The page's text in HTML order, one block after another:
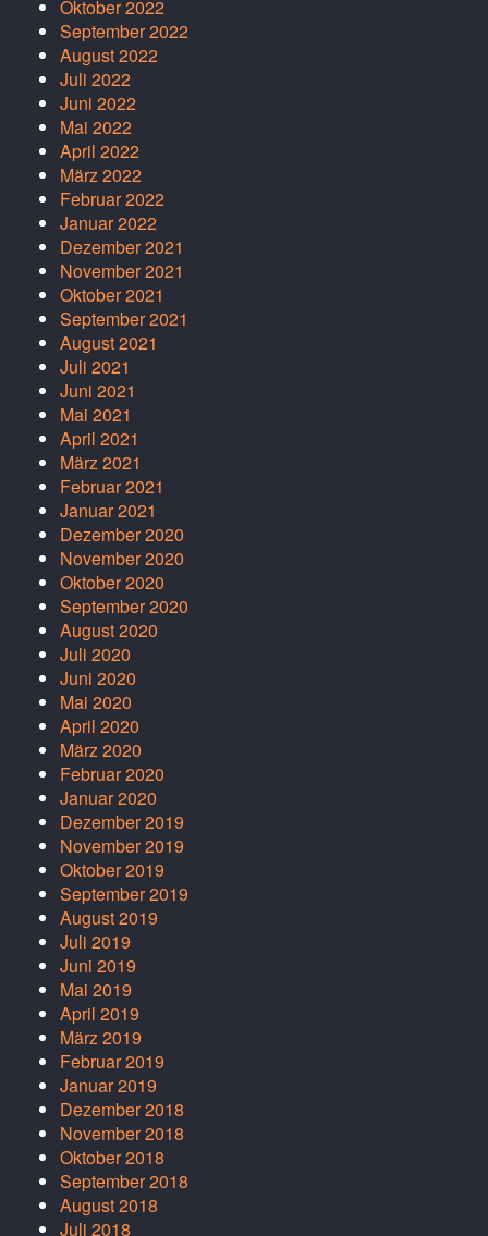
Oktober 2022
September 2022
August 2022
Juli 2022
Juni 2022
Mai 2022
April 2022
März 2022
Februar 2022
Januar 2022
Dezember 2021
November 2021
Oktober 2021
September 2021
August 2021
Juli 2021
Juni 2021
Mai 2021
April 2021
März 2021
Februar 2021
Januar 2021
Dezember 2020
November 2020
Oktober 2020
September 2020
August 2020
Juli 2020
Juni 2020
Mai 2020
April 2020
März 2020
Februar 2020
Januar 2020
Dezember 2019
November 2019
Oktober 2019
September 2019
August 2019
Juli 2019
Juni 2019
Mai 2019
April 2019
März 2019
Februar 2019
Januar 2019
Dezember 2018
November 2018
Oktober 2018
September 2018
August 2018
Juli 2018